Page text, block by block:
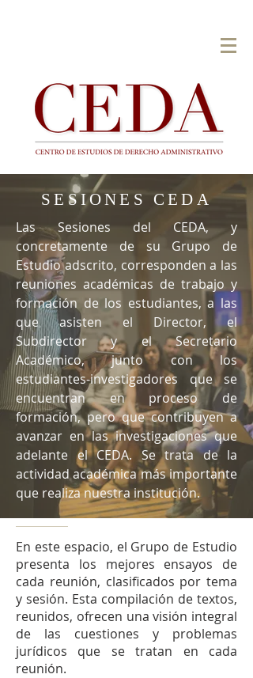
SESIONES CEDA
Las Sesiones del CEDA, y
concretamente de su Grupo de
Estudio adscrito, corresponden a las
reuniones académicas de trabajo y
formación de los estudiantes, a las
que asisten el Director, el
Subdirector y el Secretario
Académico, junto con los
estudiantes-investigadores que se
encuentran en proceso de
formación, pero que contribuyen a
avanzar en las investigaciones que
adelante el CEDA. Se trata de la
actividad académica más importante
que realiza nuestra institución.
En este espacio, el Grupo de Estudio
presenta los mejores ensayos de
cada reunión, clasificados por tema
y sesión. Esta compilación de textos,
reunidos, ofrecen una visión integral
de las cuestiones y problemas
jurídicos que se tratan en cada
reunión.